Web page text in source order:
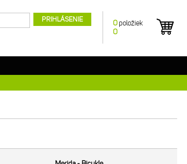
0 položiek
0
PRIHLÁSENIE